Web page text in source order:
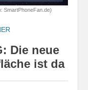
SmartPhoneFan.de)
Die neue
ist da